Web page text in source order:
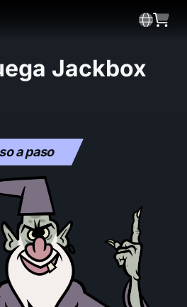
Jackbox
to access this content
a paso